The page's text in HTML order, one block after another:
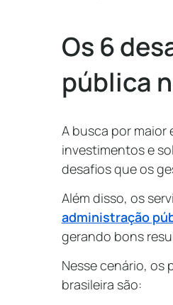
Os 6
pública
A busca por
investimentos e
desafios que os
Além disso, os
administração
gerando bons
Nesse cenário, os
brasileira são: